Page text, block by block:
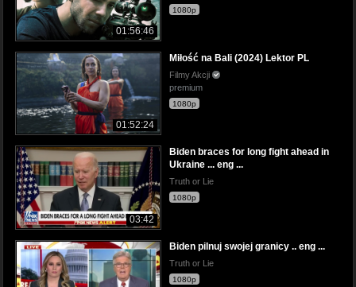
01:56:46
1080p
01:52:24
Miłość na Bali (2024) Lektor PL
Filmy Akcji
premium
1080p
03:42
Biden braces for long fight ahead in
Ukraine ... eng ...
Truth or Lie
1080p
Biden pilnuj swojej granicy .. eng ...
Truth or Lie
1080p